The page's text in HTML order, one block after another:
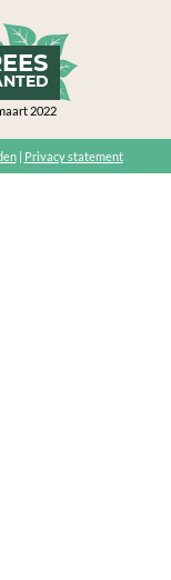
2022
| Privacy statement